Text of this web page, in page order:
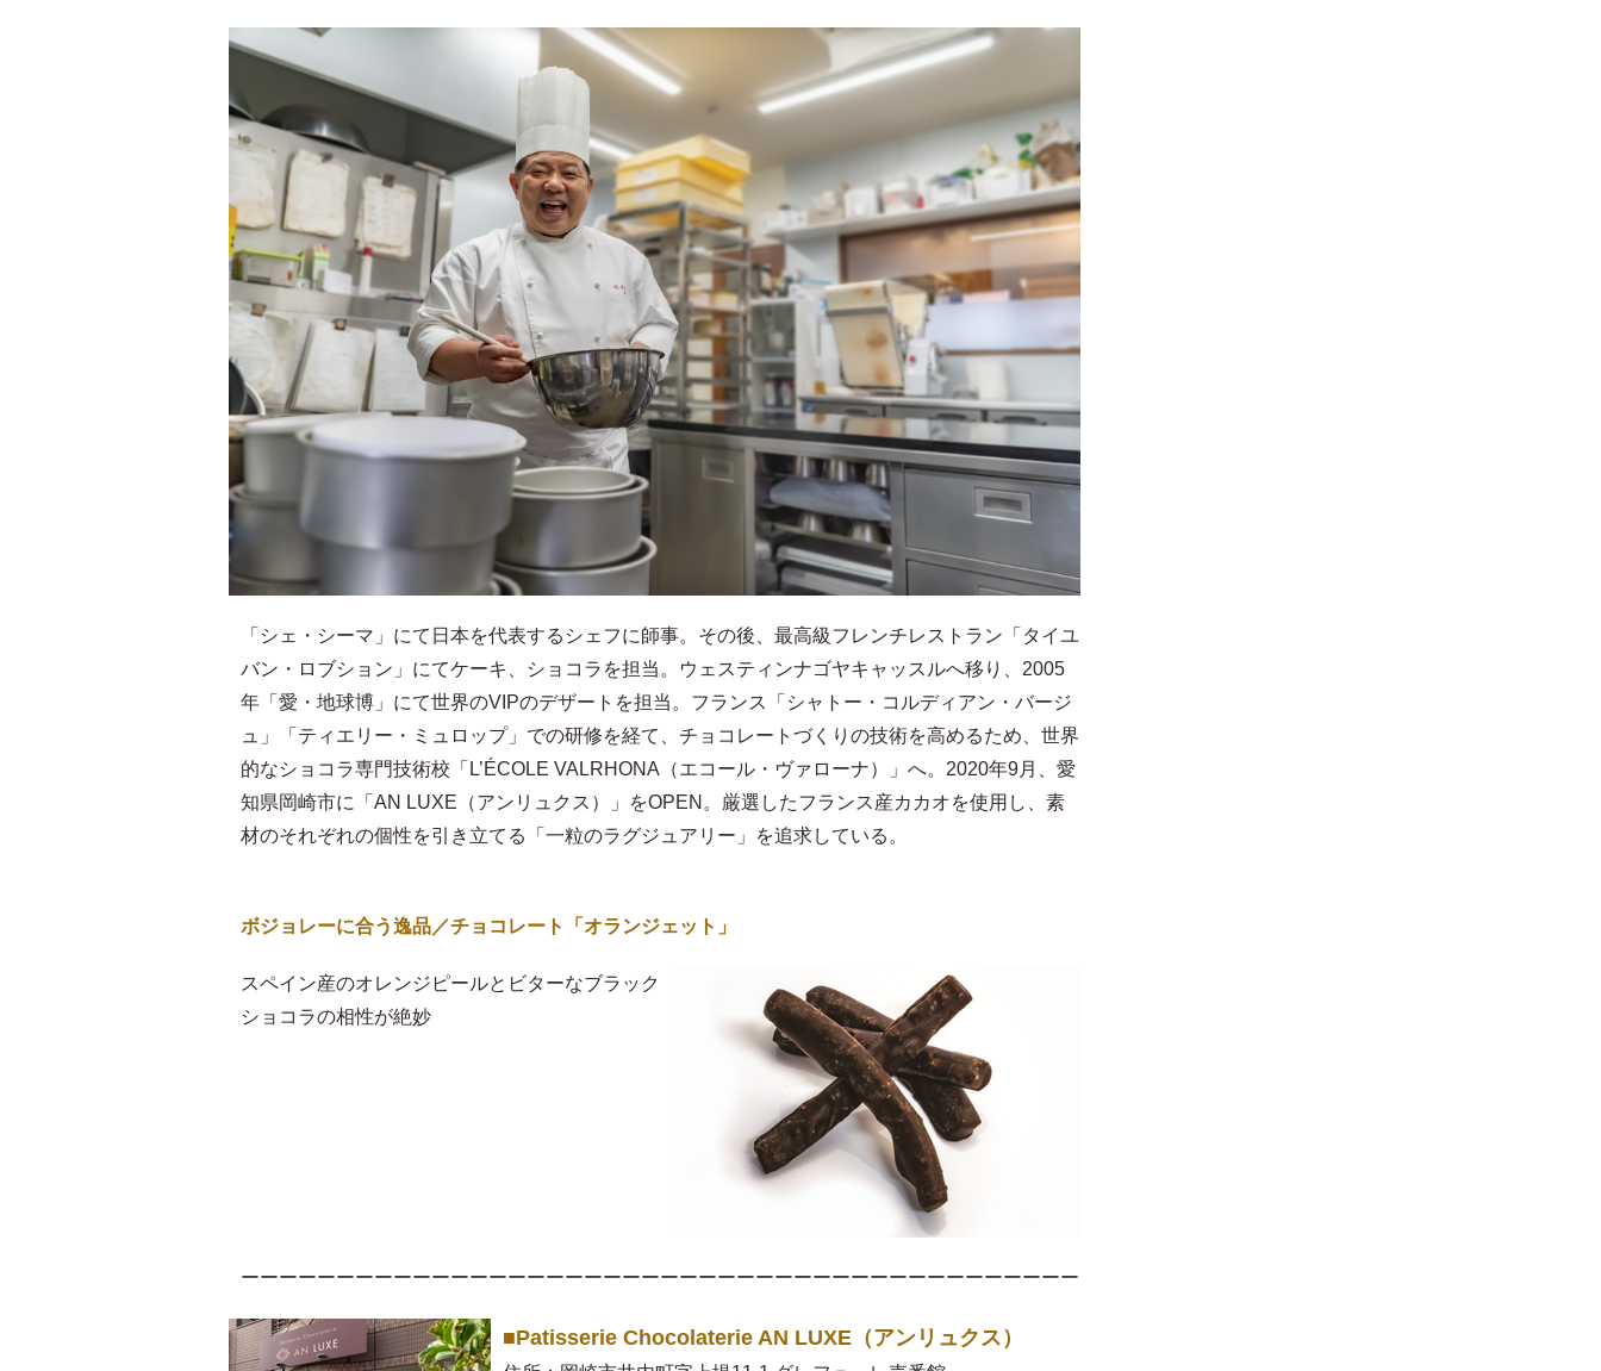
「シェ・シーマ」にて日本を代表するシェフに師事。その後、最高級フレンチレストラン「タイユ
バン・ロブション」にてケーキ、ショコラを担当。ウェスティンナゴヤキャッスルへ移り、2005
年「愛・地球博」にて世界のVIPのデザートを担当。フランス「シャトー・コルディアン・バージ
ュ」「ティエリー・ミュロップ」での研修を経て、チョコレートづくりの技術を高めるため、世界
的なショコラ専門技術校「L’ÉCOLE VALRHONA（エコール・ヴァローナ）」へ。2020年9月、愛
知県岡崎市に「AN LUXE（アンリュクス）」をOPEN。厳選したフランス産カカオを使用し、素
材のそれぞれの個性を引き立てる「一粒のラグジュアリー」を追求している。
ボジョレーに合う逸品／チョコレート「オランジェット」
スペイン産のオレンジピールとビターなブラック
ショコラの相性が絶妙
ーーーーーーーーーーーーーーーーーーーーーーーーーーーーーーーーーーーーーーーーーーーー
■Patisserie Chocolaterie AN LUXE（アンリュクス）